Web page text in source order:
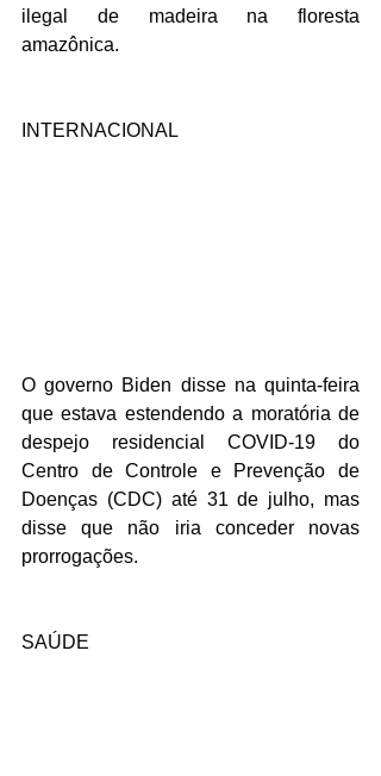
ilegal de madeira na floresta
amazônica.
INTERNACIONAL
O governo Biden disse na quinta-feira
que estava estendendo a moratória de
despejo residencial COVID-19 do
Centro de Controle e Prevenção de
Doenças (CDC) até 31 de julho, mas
disse que não iria conceder novas
prorrogações.
SAÚDE